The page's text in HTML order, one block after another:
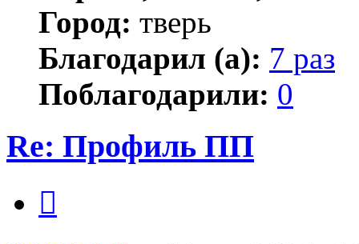
Город: тверь
Благодарил (а): 7 раз
Поблагодарили: 0
Re: Профиль ПП